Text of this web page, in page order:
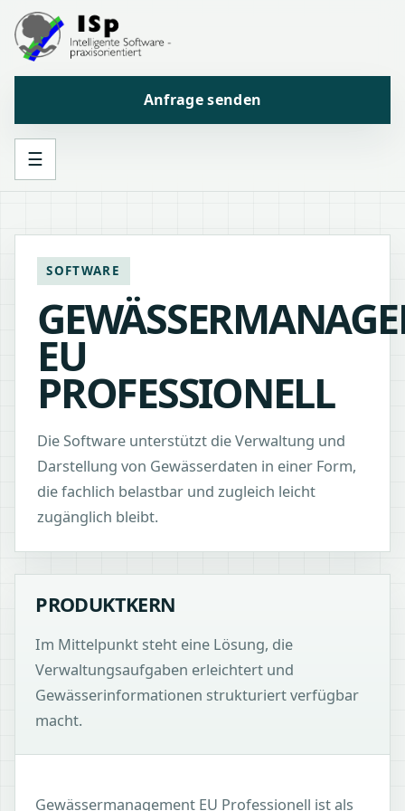
Anfrage senden
☰
SOFTWARE
EU
PROFESSIONELL
Die Software unterstützt die Verwaltung und
Darstellung von Gewässerdaten in einer Form,
die fachlich belastbar und zugleich leicht
zugänglich bleibt.
PRODUKTKERN
Im Mittelpunkt steht eine Lösung, die
Verwaltungsaufgaben erleichtert und
Gewässerinformationen strukturiert verfügbar
macht.
Gewässermanagement EU Professionell ist als